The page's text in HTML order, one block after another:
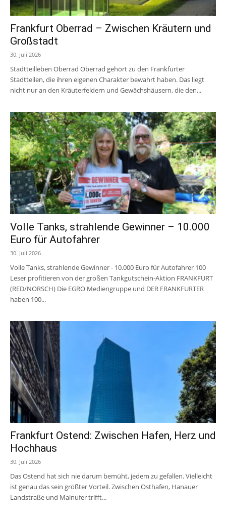
Frankfurt Oberrad – Zwischen Kräutern und
Großstadt
30. Juli 2026
Stadtteilleben Oberrad Oberrad gehört zu den Frankfurter
Stadtteilen, die ihren eigenen Charakter bewahrt haben. Das liegt
nicht nur an den Kräuterfeldern und Gewächshäusern, die den...
Volle Tanks, strahlende Gewinner – 10.000
Euro für Autofahrer
30. Juli 2026
Volle Tanks, strahlende Gewinner - 10.000 Euro für Autofahrer 100
Leser profitieren von der großen Tankgutschein-Aktion FRANKFURT
(RED/NORSCH) Die EGRO Mediengruppe und DER FRANKFURTER
haben 100...
Frankfurt Ostend: Zwischen Hafen, Herz und
Hochhaus
30. Juli 2026
Das Ostend hat sich nie darum bemüht, jedem zu gefallen. Vielleicht
ist genau das sein größter Vorteil. Zwischen Osthafen, Hanauer
Landstraße und Mainufer trifft...